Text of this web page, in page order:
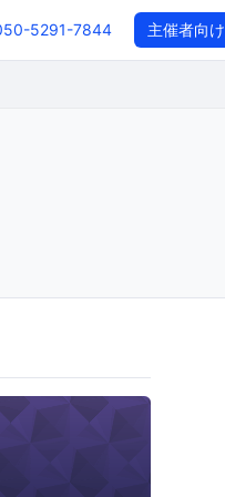
5291-7844 主催者向け